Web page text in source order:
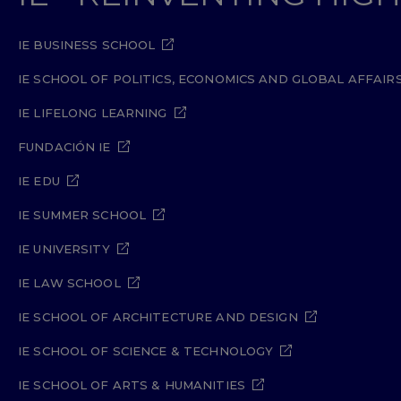
IE BUSINESS SCHOOL
IE SCHOOL OF POLITICS, ECONOMICS AND GLOBAL
IE LIFELONG LEARNING
FUNDACIÓN IE
IE EDU
IE SUMMER SCHOOL
IE UNIVERSITY
IE LAW SCHOOL
IE SCHOOL OF ARCHITECTURE AND DESIGN
IE SCHOOL OF SCIENCE & TECHNOLOGY
IE SCHOOL OF ARTS & HUMANITIES